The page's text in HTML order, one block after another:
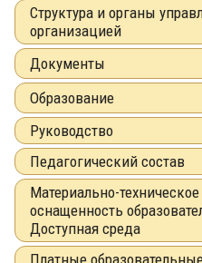
Структура и органы
организацией
Документы
Образование
Руководство
Педагогический состав
Материально-
оснащенность
Доступная среда
Платные